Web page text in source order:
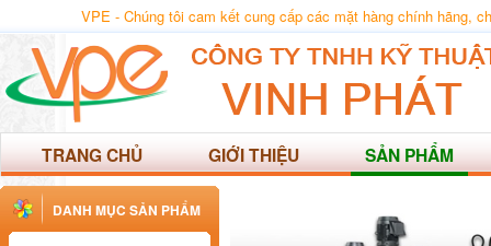
VPE - Chúng tôi cam kết cung cấp các mặt hàng chính hãng,
TRANG CHỦ GIỚI THIỆU SẢN PHẨM
DANH MỤC SẢN PHẨM